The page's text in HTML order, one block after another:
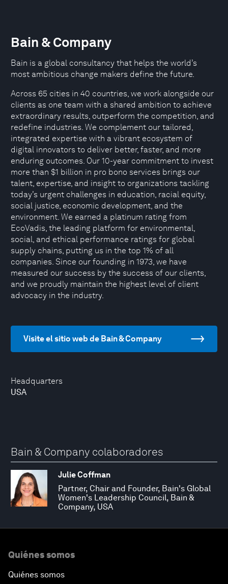
Headquarters
USA
Bain & Company
Bain is a global consultancy that helps the world’s
most ambitious change makers define the future.
Across 65 cities in 40 countries, we work alongside our
clients as one team with a shared ambition to achieve
extraordinary results, outperform the competition, and
redefine industries. We complement our tailored,
integrated expertise with a vibrant ecosystem of
digital innovators to deliver better, faster, and more
enduring outcomes. Our 10-year commitment to invest
more than $1 billion in pro bono services brings our
talent, expertise, and insight to organizations tackling
today’s urgent challenges in education, racial equity,
social justice, economic development, and the
environment. We earned a platinum rating from
EcoVadis, the leading platform for environmental,
social, and ethical performance ratings for global
supply chains, putting us in the top 1% of all
companies. Since our founding in 1973, we have
measured our success by the success of our clients,
and we proudly maintain the highest level of client
advocacy in the industry.
Visite el sitio web de Bain & Company
Bain & Company colaboradores
Julie Coffman
Partner, Chair and Founder, Bain's Global
Women's Leadership Council, Bain &
Company, USA
Quiénes somos
Quiénes somos